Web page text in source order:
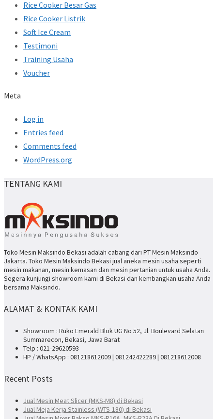
Rice Cooker Besar Gas
Rice Cooker Listrik
Soft Ice Cream
Testimoni
Training Usaha
Voucher
Meta
Log in
Entries feed
Comments feed
WordPress.org
TENTANG KAMI
Toko Mesin Maksindo Bekasi adalah cabang dari PT Mesin Maksindo
Jakarta. Toko Mesin Maksindo Bekasi jual aneka mesin usaha seperti
mesin makanan, mesin kemasan dan mesin pertanian untuk usaha Anda.
Segera kunjungi showroom kami di Bekasi dan kembangkan usaha Anda
bersama Maksindo.
ALAMAT & KONTAK KAMI
Showroom : Ruko Emerald Blok UG No 52, Jl. Boulevard Selatan
Summarecon, Bekasi, Jawa Barat
Telp : 021-29620593
HP / WhatsApp : 081218612009 | 081242422289 | 081218612008
Recent Posts
Jual Mesin Meat Slicer (MKS-M8) di Bekasi
Jual Meja Kerja Stainless (WTS-180) di Bekasi